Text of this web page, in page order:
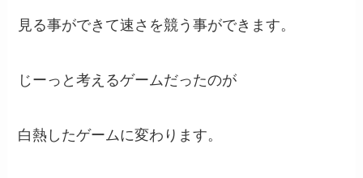
見る事ができて速さを競う事ができます。
じーっと考えるゲームだったのが
白熱したゲームに変わります。